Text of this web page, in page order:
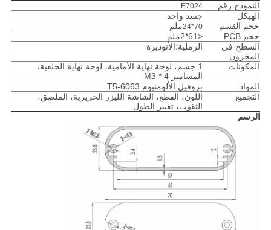
النموذج رقم
E7024
الهيكل
جسد واحد
حجم القسم
70*24
ملم
حجم PCB
<61*2ملم
السطح في
المخزون
الرملية؛الأنوديزة
المكونات
1 جسم، لوحة نهاية الأمامية، لوحة نهاية الخلفية،
المسامير M3 * 4
المواد
بروفيل الألومنيوم 6063-T5
التجميع
الثقوب، تغيير الطول
الرسم